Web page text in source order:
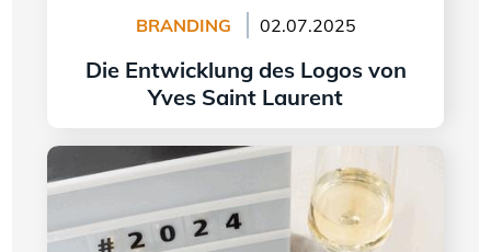
BRANDING 02.07.2025
Die Entwicklung des Logos von
Yves Saint Laurent
Weiter lesen
Logogestaltung im Jahr 2024 - 5 Trends, die es
zu beachten gilt